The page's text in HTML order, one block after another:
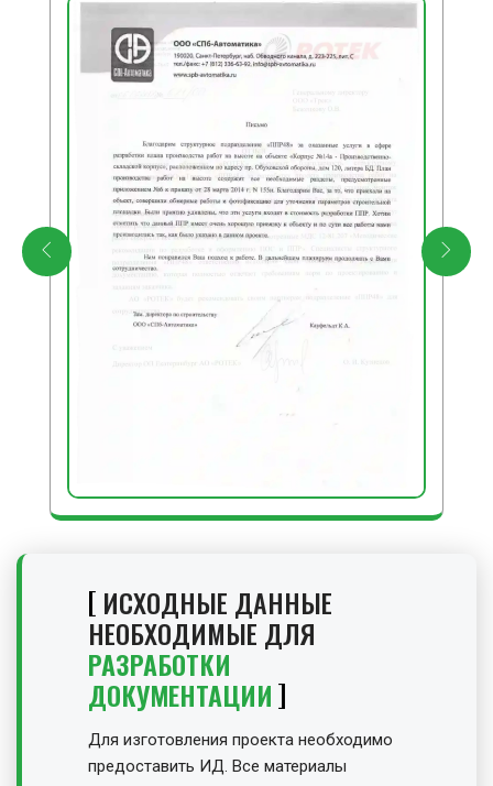
ИСХОДНЫЕ ДАННЫЕ
НЕОБХОДИМЫЕ ДЛЯ
РАЗРАБОТКИ
ДОКУМЕНТАЦИИ
Для изготовления проекта необходимо
предоставить ИД. Все материалы